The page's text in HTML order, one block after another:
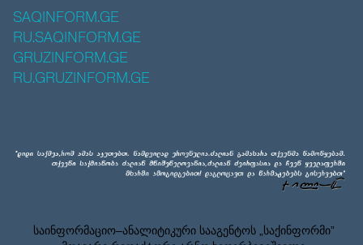
SAQINFORM.GE
RU.SAQINFORM.GE
GRUZINFORM.GE
RU.GRUZINFORM.GE
საინფორმაციო–ანალიტიკური სააგენტოს „საქინფორმი”